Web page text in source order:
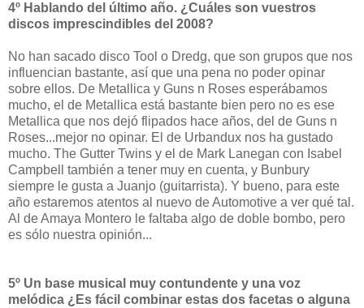
4º Hablando del último año. ¿Cuáles son vuestros
discos imprescindibles del 2008?
No han sacado disco Tool o Dredg, que son grupos que nos
influencian bastante, así que una pena no poder opinar
sobre ellos. De Metallica y Guns n Roses esperábamos
mucho, el de Metallica está bastante bien pero no es ese
Metallica que nos dejó flipados hace años, del de Guns n
Roses...mejor no opinar. El de Urbandux nos ha gustado
mucho. The Gutter Twins y el de Mark Lanegan con Isabel
Campbell también a tener muy en cuenta, y Bunbury
siempre le gusta a Juanjo (guitarrista). Y bueno, para este
año estaremos atentos al nuevo de Automotive a ver qué tal.
Al de Amaya Montero le faltaba algo de doble bombo, pero
es sólo nuestra opinión...
5º Un base musical muy contundente y una voz
melódica ¿Es fácil combinar estas dos facetas o alguna